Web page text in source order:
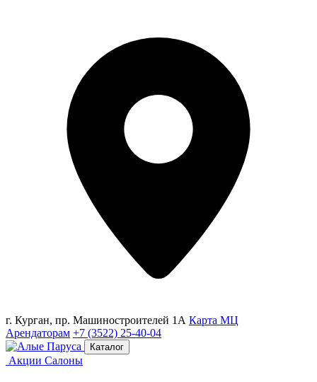
г. Курган, пр. Машиностроителей 1А Карта МЦ
Арендаторам +7 (3522) 25-40-04
Каталог
Акции Салоны